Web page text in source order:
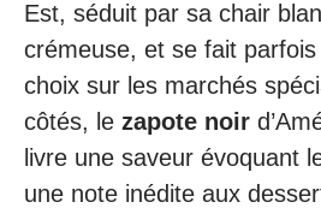
Est, séduit par sa chair
crémeuse, et se fait
choix sur les marchés
côtés, le zapote noir
livre une saveur évoquant
une note inédite aux